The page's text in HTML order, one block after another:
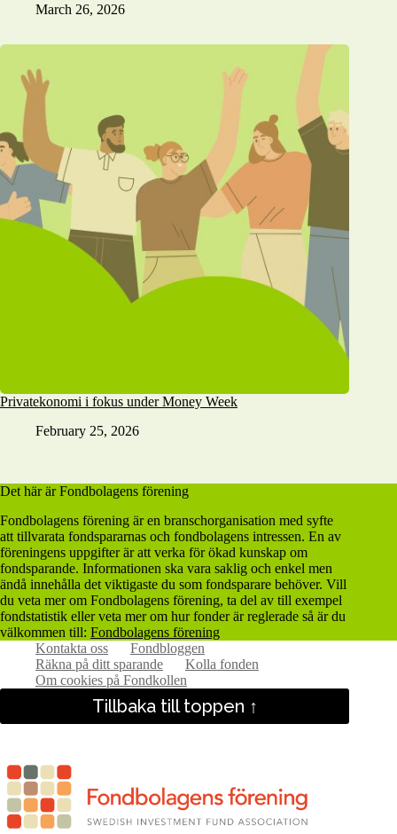
March 26, 2026
Privatekonomi i fokus under Money Week
February 25, 2026
Det här är Fondbolagens förening
Fondbolagens förening är en branschorganisation med syfte
att tillvarata fondspararnas och fondbolagens intressen. En av
föreningens uppgifter är att verka för ökad kunskap om
fondsparande. Informationen ska vara saklig och enkel men
ändå innehålla det viktigaste du som fondsparare behöver. Vill
du veta mer om Fondbolagens förening, ta del av till exempel
fondstatistik eller veta mer om hur fonder är reglerade så är du
välkommen till: Fondbolagens förening
Kontakta oss
Fondbloggen
Räkna på ditt sparande
Kolla fonden
Om cookies på Fondkollen
Tillbaka till toppen ↑